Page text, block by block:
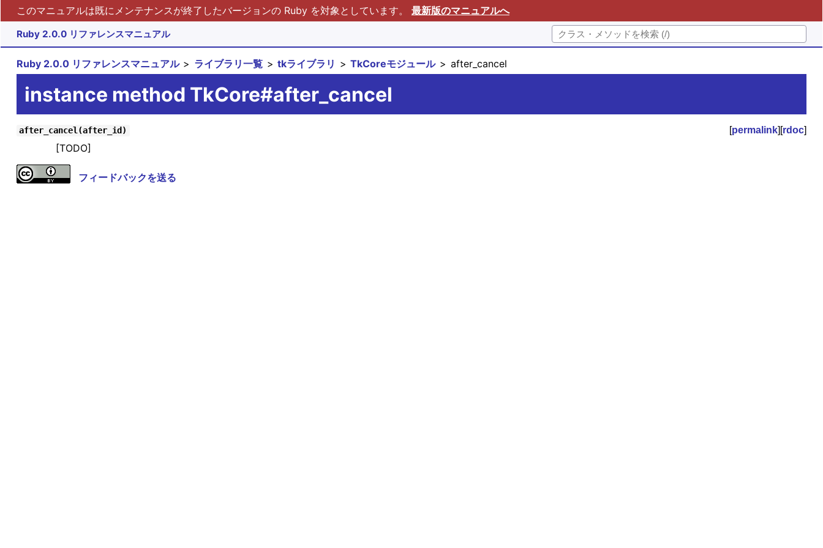
このマニュアルは既にメンテナンスが終了したバージョンの Ruby を対象としています。 最新版のマニュアルへ
Ruby 2.0.0 リファレンスマニュアル
Ruby 2.0.0 リファレンスマニュアル ライブラリ一覧 tkライブラリ TkCoreモジュール after_cancel
instance method TkCore#after_cancel
after_cancel(after_id) [permalink][rdoc]
[TODO]
フィードバックを送る